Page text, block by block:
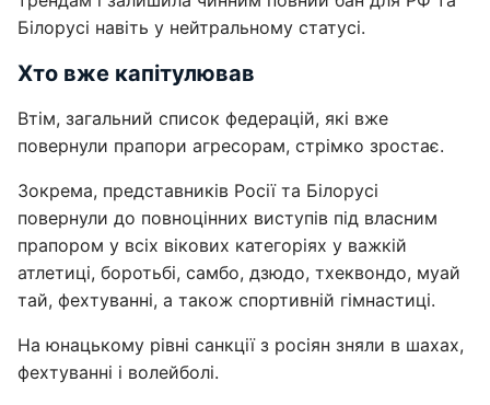
Білорусі навіть у нейтральному статусі.
Хто вже капітулював
Втім, загальний список федерацій, які вже
повернули прапори агресорам, стрімко зростає.
Зокрема, представників Росії та Білорусі
повернули до повноцінних виступів під власним
прапором у всіх вікових категоріях у важкій
атлетиці, боротьбі, самбо, дзюдо, тхеквондо, муай
тай, фехтуванні, а також спортивній гімнастиці.
На юнацькому рівні санкції з росіян зняли в шахах,
фехтуванні і волейболі.